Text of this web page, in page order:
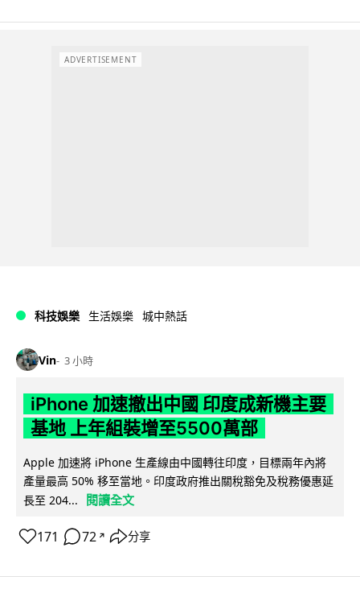
ADVERTISEMENT
科技娛樂 生活娛樂 城中熱話
Vin 3 小時
iPhone 加速撤出中國 印度成新機主要
基地 上年組裝增至5500萬部
Apple 加速將 iPhone 生產線由中國轉往印度，目標兩年內將
產量最高 50% 移至當地。印度政府推出關稅豁免及稅務優惠延
長至 204...
閱讀全文
171 72 ↗ 分享